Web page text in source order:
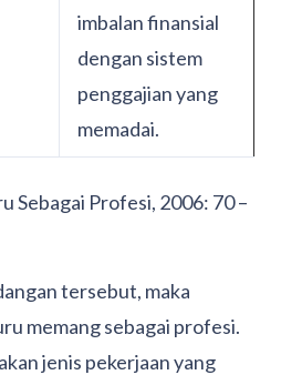
imbalan finansial
dengan sistem
penggajian yang
memadai.
Sebagai Profesi, 2006: 70 –
tersebut, maka
memang sebagai profesi.
jenis pekerjaan yang